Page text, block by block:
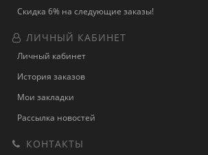
Скидка 6% на следующие заказы!
ЛИЧНЫЙ КАБИНЕТ
Личный кабинет
История заказов
Мои закладки
Рассылка новостей
КОНТАКТЫ